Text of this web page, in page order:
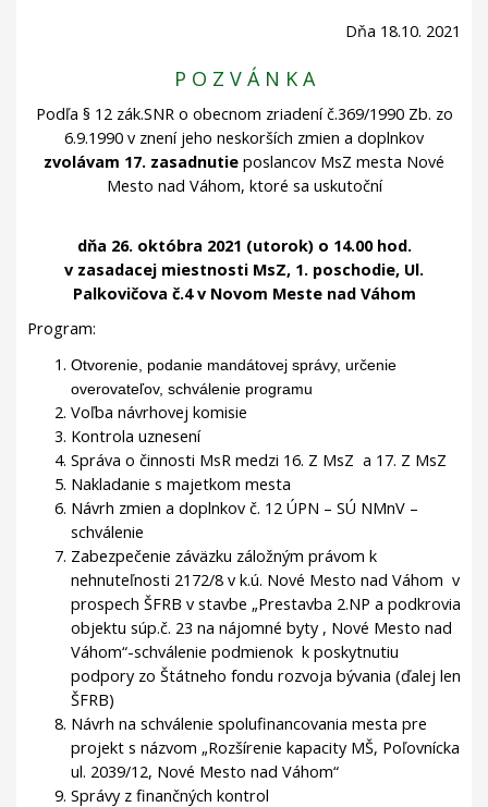
Dňa 18.10. 2021
P O Z V Á N K A
Podľa § 12 zák.SNR o obecnom zriadení č.369/1990 Zb. zo
6.9.1990 v znení jeho neskorších zmien a doplnkov
zvolávam 17. zasadnutie poslancov MsZ mesta Nové
Mesto nad Váhom, ktoré sa uskutoční
dňa 26. októbra 2021 (utorok) o 14.00 hod.
v zasadacej miestnosti MsZ, 1. poschodie, Ul.
Palkovičova č.4 v Novom Meste nad Váhom
Program:
Otvorenie, podanie mandátovej správy, určenie
overovateľov, schválenie programu
Voľba návrhovej komisie
Kontrola uznesení
Správa o činnosti MsR medzi 16. Z MsZ a 17. Z MsZ
Nakladanie s majetkom mesta
Návrh zmien a doplnkov č. 12 ÚPN – SÚ NMnV –
schválenie
Zabezpečenie záväzku záložným právom k
nehnuteľnosti 2172/8 v k.ú. Nové Mesto nad Váhom v
prospech ŠFRB v stavbe „Prestavba 2.NP a podkrovia
objektu súp.č. 23 na nájomné byty , Nové Mesto nad
Váhom“-schválenie podmienok k poskytnutiu
podpory zo Štátneho fondu rozvoja bývania (ďalej len
ŠFRB)
Návrh na schválenie spolufinancovania mesta pre
projekt s názvom „Rozšírenie kapacity MŠ, Poľovnícka
ul. 2039/12, Nové Mesto nad Váhom“
Správy z finančných kontrol